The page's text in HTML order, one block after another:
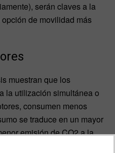
serán claves a la
de movilidad más
muestran que los
la utilización simultánea o
consumen menos
se traduce en un mayor
emisión de CO2 a la